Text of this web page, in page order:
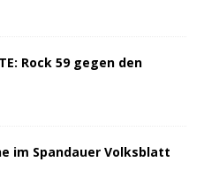
Rock 59 gegen den
im Spandauer Volksblatt